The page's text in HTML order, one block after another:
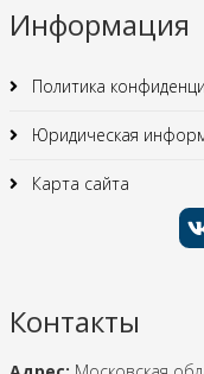
Информация
Политика
Юридическая
Карта сайта
Контакты